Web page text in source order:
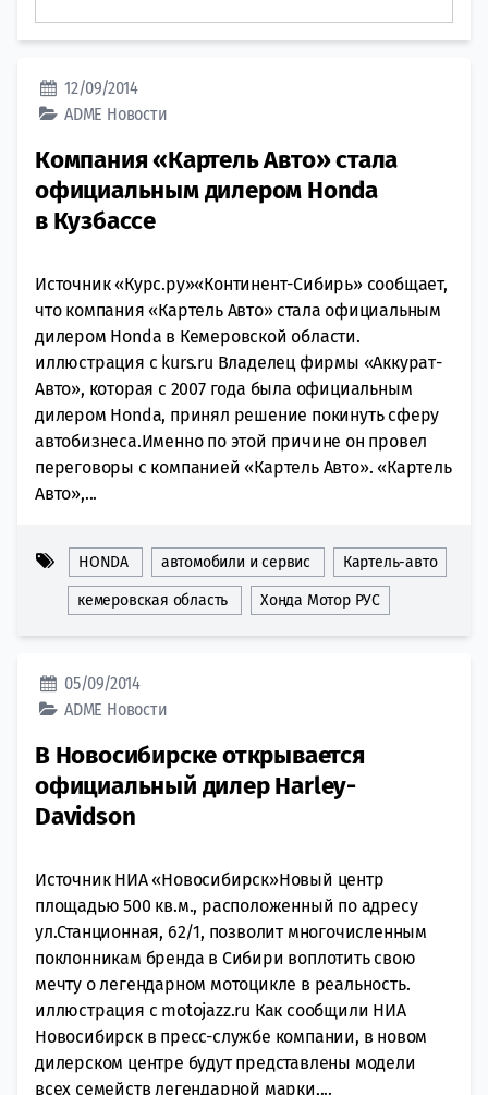
12/09/2014
ADME Новости
Компания «Картель Авто» стала
официальным дилером Honda
в Кузбассе
Источник «Курс.ру»«Континент-Сибирь» сообщает,
что компания «Картель Авто» стала официальным
дилером Honda в Кемеровской области.
иллюстрация с kurs.ru Владелец фирмы «Аккурат-
Авто», которая с 2007 года была официальным
дилером Honda, принял решение покинуть сферу
автобизнеса.Именно по этой причине он провел
переговоры с компанией «Картель Авто». «Картель
Авто»,...
HONDA автомобили и сервис Картель-авто
кемеровская область Хонда Мотор РУС
05/09/2014
ADME Новости
В Новосибирске открывается
официальный дилер Harley-
Davidson
Источник НИА «Новосибирск»Новый центр
площадью 500 кв.м., расположенный по адресу
ул.Станционная, 62/1, позволит многочисленным
поклонникам бренда в Сибири воплотить свою
мечту о легендарном мотоцикле в реальность.
иллюстрация с motojazz.ru Как сообщили НИА
Новосибирск в пресс-службе компании, в новом
дилерском центре будут представлены модели
всех семейств легендарной марки,...